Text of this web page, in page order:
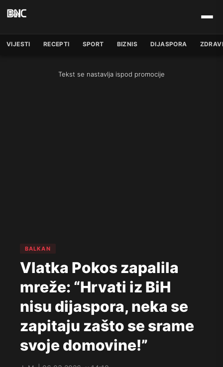
VIJESTI RECEPTI SPORT BIZNIS DIJASPORA
Tekst se nastavlja ispod promocije
BALKAN
Vlatka Pokos zapalila
mreže: “Hrvati iz BiH
nisu dijaspora, neka se
zapitaju zašto se srame
svoje domovine!”